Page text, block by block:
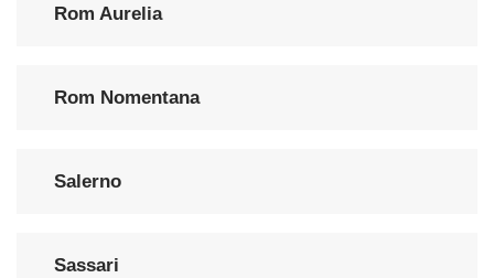
Rom Aurelia
Rom Nomentana
Salerno
Sassari